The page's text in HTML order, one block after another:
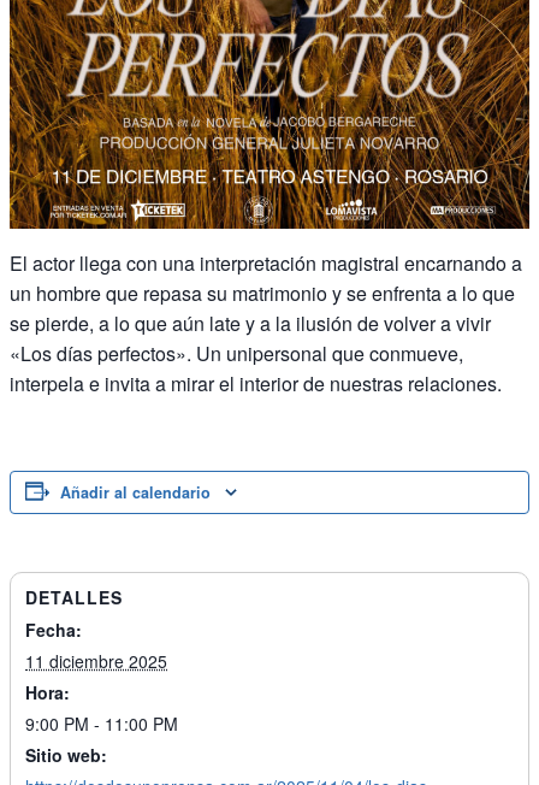
El actor llega con una interpretación magistral encarnando a
un hombre que repasa su matrimonio y se enfrenta a lo que
se pierde, a lo que aún late y a la ilusión de volver a vivir
«Los días perfectos». Un unipersonal que conmueve,
interpela e invita a mirar el interior de nuestras relaciones.
Añadir al calendario
DETALLES
Fecha:
11 diciembre 2025
Hora:
9:00 PM - 11:00 PM
Sitio web: